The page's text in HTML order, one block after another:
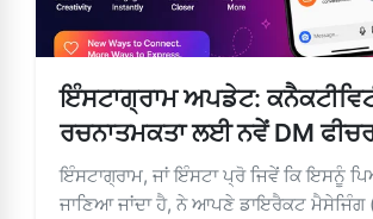
ਇੰਸਟਾਗ੍ਰਾਮ ਅਪਡੇਟ:
ਰਚਨਾਤਮਕਤਾ ਲਈ ਨਵੇਂ DM
ਇੰਸਟਾਗ੍ਰਾਮ, ਜਾਂ ਇੰਸਟਾ ਪ੍ਰੋ ਜਿਵੇਂ ਕਿ ਇਸਨੂੰ
ਜਾਣਿਆ ਜਾਂਦਾ ਹੈ, ਨੇ ਆਪਣੇ ਡਾਇਰੈਕਟ ਮੈਸੇਜਿੰਗ